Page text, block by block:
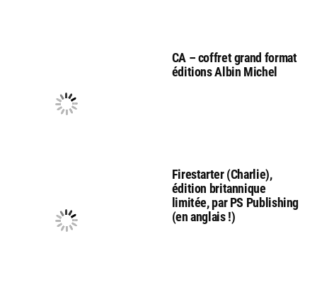
CA – coffret grand format
éditions Albin Michel
Firestarter (Charlie),
édition britannique
limitée, par PS Publishing
(en anglais !)